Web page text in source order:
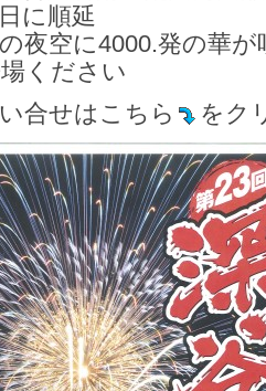
に順延
夜空に4000.発の華
ください
合せはこちら
をク